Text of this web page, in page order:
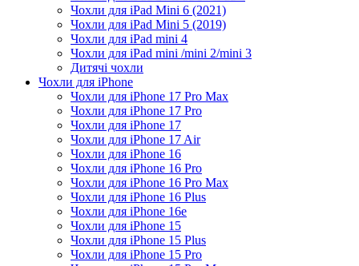
Чохли для iPad Mini 6 (2021)
Чохли для iPad Mini 5 (2019)
Чохли для iPad mini 4
Чохли для iPad mini /mini 2/mini 3
Дитячі чохли
Чохли для iPhone
Чохли для iPhone 17 Pro Max
Чохли для iPhone 17 Pro
Чохли для iPhone 17
Чохли для iPhone 17 Air
Чохли для iPhone 16
Чохли для iPhone 16 Pro
Чохли для iPhone 16 Pro Max
Чохли для iPhone 16 Plus
Чохли для iPhone 16e
Чохли для iPhone 15
Чохли для iPhone 15 Plus
Чохли для iPhone 15 Pro